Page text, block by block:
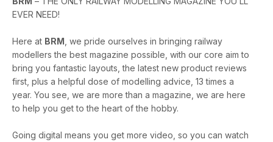
EVER NEED!
Here at BRM , we pride ourselves in bringing railway
modellers the best magazine possible, with our core aim to
bring you fantastic layouts, the latest new product reviews
first, plus a helpful dose of modelling advice, 13 times a
year. You see, we are more than a magazine, we are here
to help you get to the heart of the hobby.
Going digital means you get more video, so you can watch